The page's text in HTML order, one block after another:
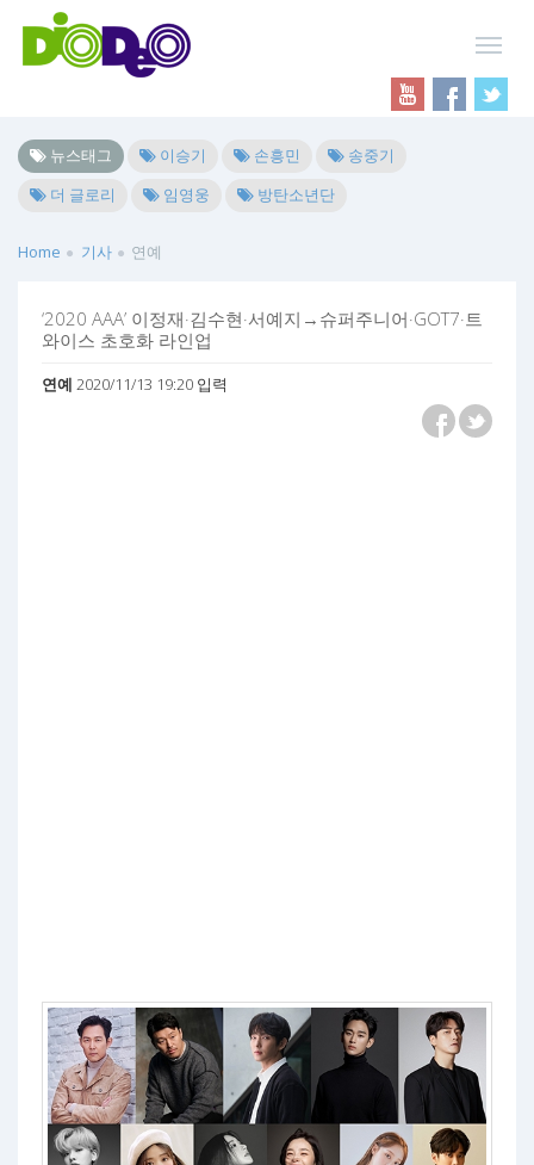
뉴스태그 이승기 손흥민
송중기
더 글로리
임영웅 방탄소년단
Home 기사 연예
‘2020 AAA’ 이정재·김수현·서예지→슈퍼주니어·GOT7·트
와이스 초호화 라인업
연예 2020/11/13 19:20 입력